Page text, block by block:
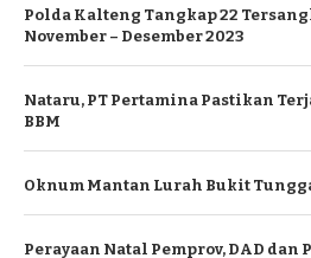
Polda Kalteng Tangkap 22
November – Desember 2023
Nataru, PT Pertamina Pastikan
BBM
Oknum Mantan Lurah Bukit
Perayaan Natal Pemprov, DAD dan